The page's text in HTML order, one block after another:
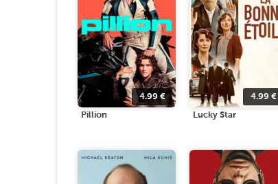
4.99€
Pillion
4.99 €
Lucky Star